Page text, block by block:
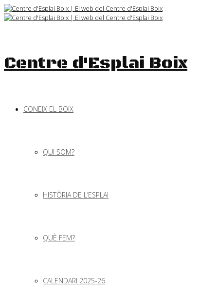
Skip
to
Centre d'Esplai Boix
CONEIX EL BOIX
QUI SOM?
HISTÒRIA DE L’ESPLAI
QUÈ FEM?
CALENDARI 2025-26